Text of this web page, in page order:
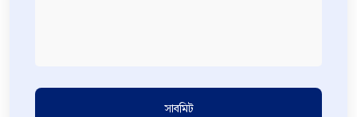
সাবমিট